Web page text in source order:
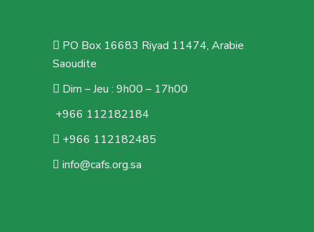
PO Box 16683 Riyad 11474, Arabie
Saoudite
Dim – Jeu : 9h00 – 17h00
+966 112182184
+966 112182485
info@cafs.org.sa